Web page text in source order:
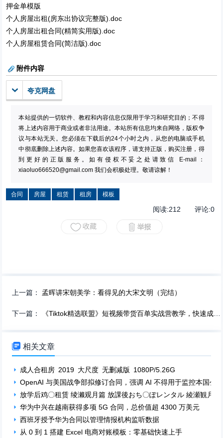
押金单模版
个人房屋出租(房东出协议完整版).doc
个人房屋出租合同(精简实用版).doc
个人房屋租赁合同(简洁版).doc
附件内容
夸克网盘
本站提供的一切软件、教程和内容信息仅限用于学习和研究目的；不得
将上述内容用于商业或者非法用途。本站所有信息均来自网络，版权争
议与本站无关。您必须在下载后的24个小时之内，从您的电脑或手机
中彻底删除上述内容。如果您喜欢该程序，请支持正版，购买注册，得
到更好的正版服务。如有侵权不妥之处请致信 E-mail：
xiaoluo666520@gmail.com 我们会积极处理。敬请谅解！
合同 房屋 租赁 租房 模板
阅读:212 评论:0
上一篇：孟晖讲宋朝美学：看得见的大宋文明（完结）
下一篇： 《Tiktok精选联盟》短视频带货百单实战营教学，快速成为Tiktok带货达人
 相关文章
成人合租房 2019 大尺度 无删减版 1080P/5.26G
OpenAI 与美国战争部拟修订合同，强调 AI 不得用于监控本国公
放学后鸡〇租赁 绫濑观月篇 放課後おち〇ぽレンタル 綾瀬観月編
华为中兴在越南获得多项 5G 合同，总价值超 4300 万美元
西班牙授予华为合同以管理情报机构监听数据
从 0 到 1 搭建 Excel 电商对账模板：零基础快速上手